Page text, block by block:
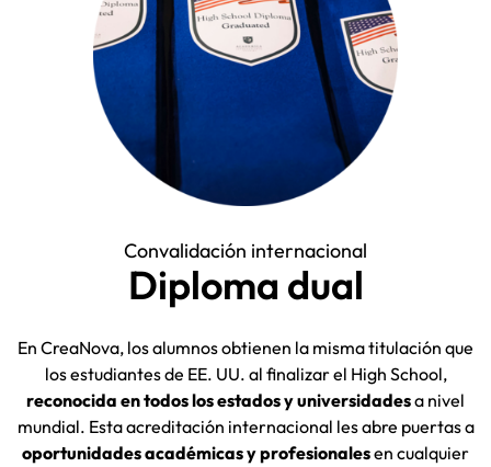
Convalidación internacional
Diploma dual
En CreaNova, los alumnos obtienen la misma titulación que
los estudiantes de EE. UU. al finalizar el High School,
reconocida en todos los estados y universidadesa nivel
mundial. Esta acreditación internacional les abre puertas a
oportunidades académicas y profesionalesen cualquier